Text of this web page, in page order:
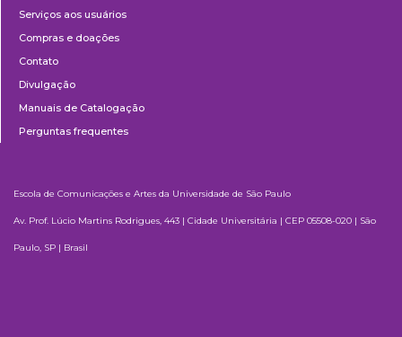
Serviços aos usuários
Compras e doações
Contato
Divulgação
Manuais de Catalogação
Perguntas frequentes
Escola de Comunicações e Artes da Universidade de São Paulo
Av. Prof. Lúcio Martins Rodrigues, 443 | Cidade Universitária | CEP 05508-020 | São
Paulo, SP | Brasil